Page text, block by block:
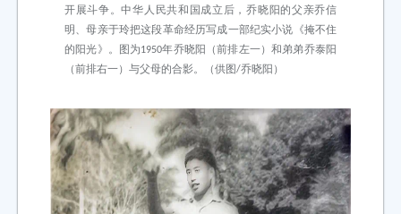
开展斗争。中华人民共和国成立后，乔晓阳的父亲乔信
明、母亲于玲把这段革命经历写成一部纪实小说《掩不住
的阳光》。图为1950年乔晓阳（前排左一）和弟弟乔泰阳
（前排右一）与父母的合影。（供图/乔晓阳）